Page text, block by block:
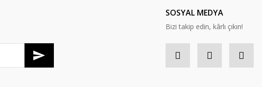
SOSYAL MEDYA
Bizi takip edin, kârlı çıkın!